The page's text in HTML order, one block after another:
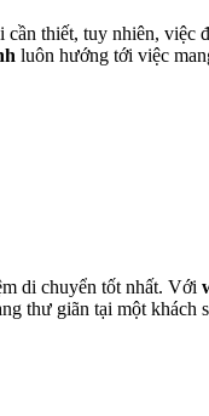
cần thiết, tuy nhiên,
luôn hướng tới việc
di chuyển tốt nhất. Với
thư giãn tại một khách